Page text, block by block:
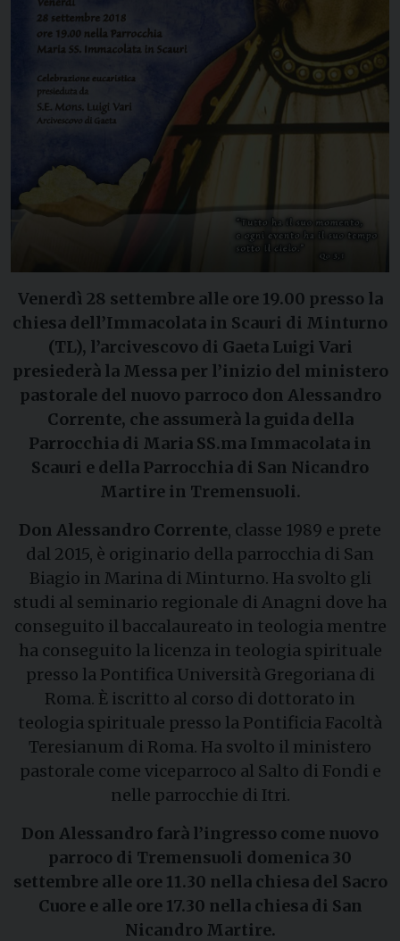
Venerdì 28 settembre alle ore 19.00 presso la
chiesa dell’Immacolata in Scauri di Minturno
(TL), l’arcivescovo di Gaeta Luigi Vari
presiederà la Messa per l’inizio del ministero
pastorale del nuovo parroco don Alessandro
Corrente, che assumerà la guida della
Parrocchia di Maria SS.ma Immacolata in
Scauri e della Parrocchia di San Nicandro
Martire in Tremensuoli.
Don Alessandro Corrente, classe 1989 e prete
dal 2015, è originario della parrocchia di San
Biagio in Marina di Minturno. Ha svolto gli
studi al seminario regionale di Anagni dove ha
conseguito il baccalaureato in teologia mentre
ha conseguito la licenza in teologia spirituale
presso la Pontifica Università Gregoriana di
Roma. È iscritto al corso di dottorato in
teologia spirituale presso la Pontificia Facoltà
Teresianum di Roma. Ha svolto il ministero
pastorale come viceparroco al Salto di Fondi e
nelle parrocchie di Itri.
Don Alessandro farà l’ingresso come nuovo
parroco di Tremensuoli domenica 30
settembre alle ore 11.30 nella chiesa del Sacro
Cuore e alle ore 17.30 nella chiesa di San
Nicandro Martire.